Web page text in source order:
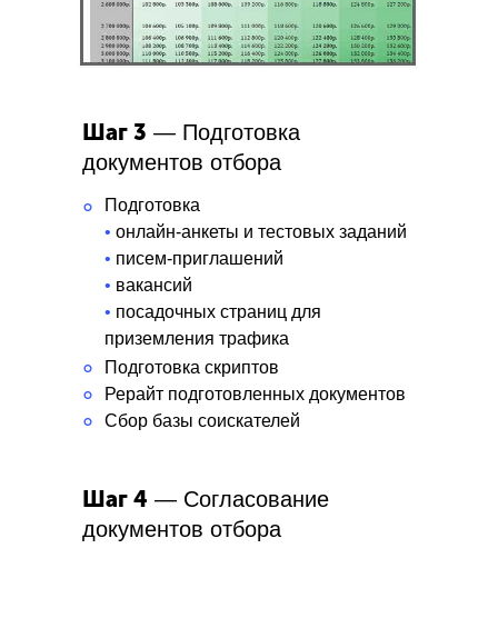
Шаг 3 — Подготовка
документов отбора
Подготовка
°
°
°
• онлайн-анкеты и тестовых заданий
• писем-приглашений
• вакансий
• посадочных страниц для
приземления трафика
Подготовка скриптов
Рерайт подготовленных документов
Сбор базы соискателей
Шаг 4 — Согласование
документов отбора
°